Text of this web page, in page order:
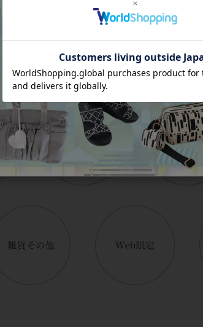
Category
アイテムカテゴリー